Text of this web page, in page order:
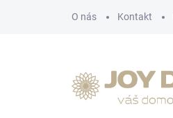
O nás Kontakt